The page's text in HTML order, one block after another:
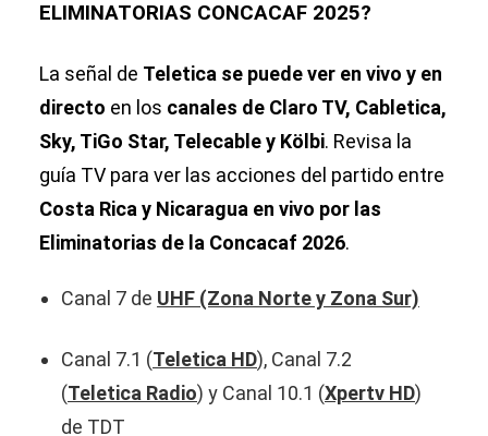
ELIMINATORIAS CONCACAF 2025?
La señal de Teletica se puede ver en vivo y en
directo en los canales de Claro TV, Cabletica,
Sky, TiGo Star, Telecable y Kölbi. Revisa la
guía TV para ver las acciones del partido entre
Costa Rica y Nicaragua en vivo por las
Eliminatorias de la Concacaf 2026.
Canal 7 de UHF (Zona Norte y Zona Sur)
Canal 7.1 (Teletica HD), Canal 7.2
(Teletica Radio) y Canal 10.1 (Xpertv HD)
de TDT